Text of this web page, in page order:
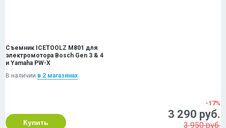
Съемник ICETOOLZ M801 для
электромотора Bosch Gen 3 & 4
и Yamaha PW-X
В наличии в 2 магазинах
Купить
-17%
3 290 руб.
3 950 руб.